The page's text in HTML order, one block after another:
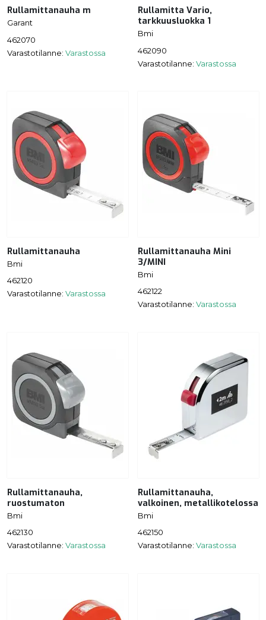
Rullamittanauha m
Garant
462070
Varastotilanne: Varastossa
Rullamitta Vario,
tarkkuusluokka 1
Bmi
462090
Varastotilanne: Varastossa
Rullamittanauha
Bmi
462120
Varastotilanne: Varastossa
Rullamittanauha Mini
3/MINI
Bmi
462122
Varastotilanne: Varastossa
Rullamittanauha,
ruostumaton
Bmi
462130
Varastotilanne: Varastossa
Rullamittanauha,
valkoinen, metallikotelossa
Bmi
462150
Varastotilanne: Varastossa